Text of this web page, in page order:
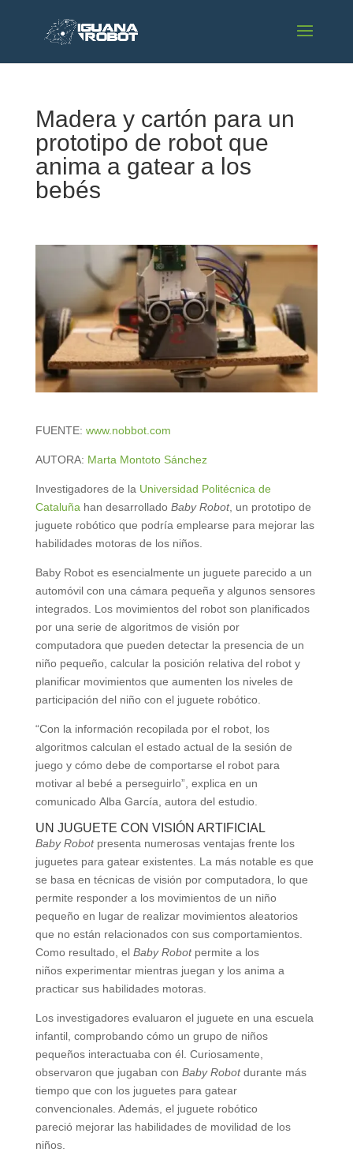
Madera y cartón para un
prototipo de robot que
anima a gatear a los
bebés
FUENTE: www.nobbot.com
AUTORA: Marta Montoto Sánchez
Investigadores de la Universidad Politécnica de
Cataluña han desarrollado Baby Robot, un prototipo de
juguete robótico que podría emplearse para mejorar las
habilidades motoras de los niños.
Baby Robot es esencialmente un juguete parecido a un
automóvil con una cámara pequeña y algunos sensores
integrados. Los movimientos del robot son planificados
por una serie de algoritmos de visión por
computadora que pueden detectar la presencia de un
niño pequeño, calcular la posición relativa del robot y
planificar movimientos que aumenten los niveles de
participación del niño con el juguete robótico.
“Con la información recopilada por el robot, los
algoritmos calculan el estado actual de la sesión de
juego y cómo debe de comportarse el robot para
motivar al bebé a perseguirlo”, explica en un
comunicado Alba García, autora del estudio.
UN JUGUETE CON VISIÓN ARTIFICIAL
Baby Robotpresenta numerosas ventajas frente los
juguetes para gatear existentes. La más notable es que
se basa en técnicas de visión por computadora, lo que
permite responder a los movimientos de un niño
pequeño en lugar de realizar movimientos aleatorios
que no están relacionados con sus comportamientos.
Como resultado, el Baby Robotpermite a los
niños experimentar mientras juegan y los anima a
practicar sus habilidades motoras.
Los investigadores evaluaron el juguete en una escuela
infantil, comprobando cómo un grupo de niños
pequeños interactuaba con él. Curiosamente,
observaron que jugaban con Baby Robotdurante más
tiempo que con los juguetes para gatear
convencionales. Además, el juguete robótico
pareció mejorar las habilidades de movilidad de los
niños.